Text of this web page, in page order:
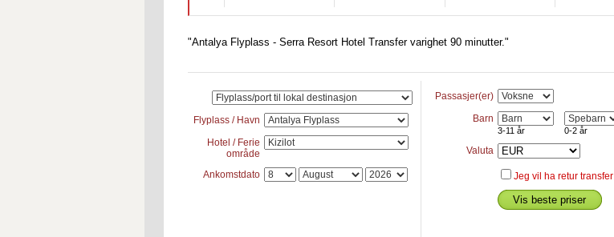
"Antalya Flyplass - Serra Resort Hotel Transfer varighet 90 minutter."
Flyplass / Havn
Hotel / Ferie
område
Ankomstdato
Passasjer(er)
Barn
3-11 år 0-2 år
Valuta
Jeg vil ha retur transfer